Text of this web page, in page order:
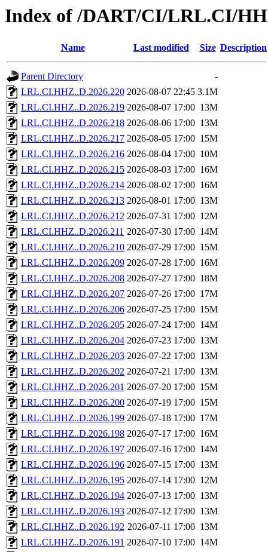
Index of /DART/CI/LRL.CI/
Name Last modified Size Description
Parent Directory
-
LRL.CI.HHZ..D.2026.220 2026-08-07 22:45 3.1M
LRL.CI.HHZ..D.2026.219 2026-08-07 17:00 13M
LRL.CI.HHZ..D.2026.218 2026-08-06 17:00 13M
LRL.CI.HHZ..D.2026.217 2026-08-05 17:00 15M
LRL.CI.HHZ..D.2026.216 2026-08-04 17:00 10M
LRL.CI.HHZ..D.2026.215 2026-08-03 17:00 16M
LRL.CI.HHZ..D.2026.214 2026-08-02 17:00 16M
LRL.CI.HHZ..D.2026.213 2026-08-01 17:00 13M
LRL.CI.HHZ..D.2026.212 2026-07-31 17:00 12M
LRL.CI.HHZ..D.2026.211 2026-07-30 17:00 14M
LRL.CI.HHZ..D.2026.210 2026-07-29 17:00 15M
LRL.CI.HHZ..D.2026.209 2026-07-28 17:00 16M
LRL.CI.HHZ..D.2026.208 2026-07-27 17:00 18M
LRL.CI.HHZ..D.2026.207 2026-07-26 17:00 17M
LRL.CI.HHZ..D.2026.206 2026-07-25 17:00 15M
LRL.CI.HHZ..D.2026.205 2026-07-24 17:00 14M
LRL.CI.HHZ..D.2026.204 2026-07-23 17:00 13M
LRL.CI.HHZ..D.2026.203 2026-07-22 17:00 13M
LRL.CI.HHZ..D.2026.202 2026-07-21 17:00 13M
LRL.CI.HHZ..D.2026.201 2026-07-20 17:00 15M
LRL.CI.HHZ..D.2026.200 2026-07-19 17:00 15M
LRL.CI.HHZ..D.2026.199 2026-07-18 17:00 17M
LRL.CI.HHZ..D.2026.198 2026-07-17 17:00 16M
LRL.CI.HHZ..D.2026.197 2026-07-16 17:00 14M
LRL.CI.HHZ..D.2026.196 2026-07-15 17:00 13M
LRL.CI.HHZ..D.2026.195 2026-07-14 17:00 12M
LRL.CI.HHZ..D.2026.194 2026-07-13 17:00 13M
LRL.CI.HHZ..D.2026.193 2026-07-12 17:00 13M
LRL.CI.HHZ..D.2026.192 2026-07-11 17:00 13M
LRL.CI.HHZ..D.2026.191 2026-07-10 17:00 14M